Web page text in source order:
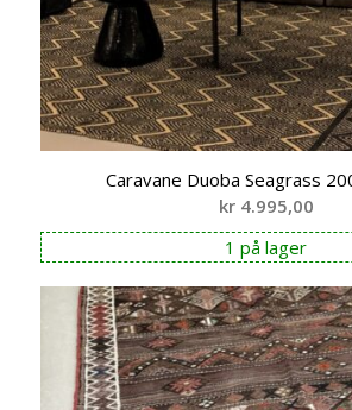
Caravane Duoba Seagrass
kr4.995,00
1 på lager